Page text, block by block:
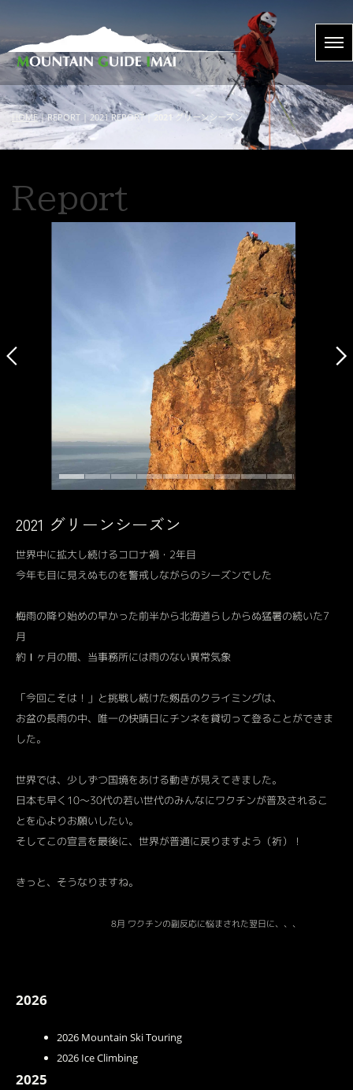
HOME| REPORT | 2021 REPORT | 2021 グリーンシーズン
Report
2021 グリーンシーズン
世界中に拡大し続けるコロナ禍・2年目
今年も目に見えぬものを警戒しながらのシーズンでした
梅雨の降り始めの早かった前半から北海道らしからぬ猛暑の続いた7
月
約Ⅰヶ月の間、当事務所には雨のない異常気象
「今回こそは！」と挑戦し続けた剱岳のクライミングは、
お盆の長雨の中、唯一の快晴日にチンネを貸切って登ることができま
した。
世界では、少しずつ国境をあける動きが見えてきました。
日本も早く10～30代の若い世代のみんなにワクチンが普及されるこ
とを心よりお願いしたい。
そしてこの宣言を最後に、世界が普通に戻りますよう（祈）！
きっと、そうなりますね。
8月 ワクチンの副反応に悩まされた翌日に、、、
2026
2026 Mountain Ski Touring
2026 Ice Climbing
2025